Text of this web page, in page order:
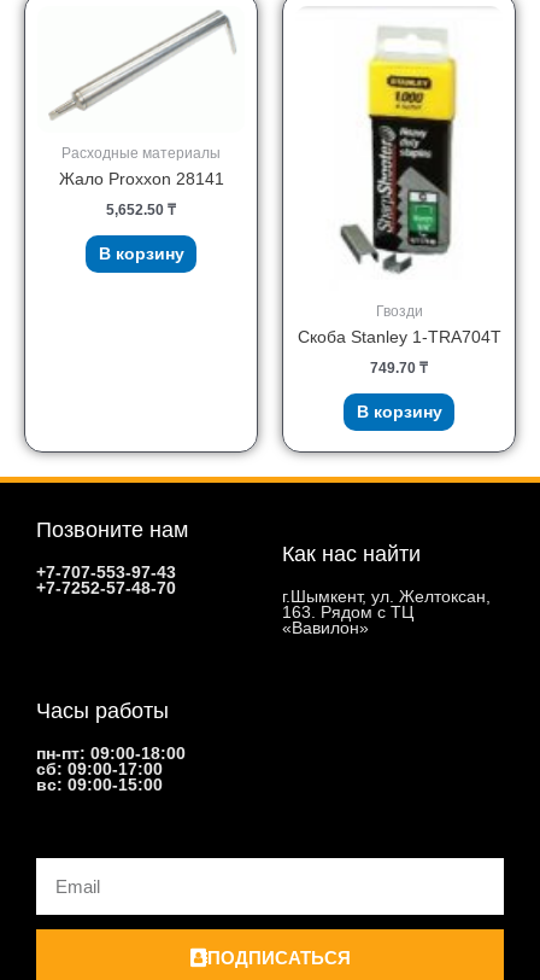
Расходные материалы
Жало Proxxon 28141
5,652.50 ₸
В корзину
Гвозди
Скоба Stanley 1-TRA704T
749.70 ₸
В корзину
Позвоните нам
+7-707-553-97-43
+7-7252-57-48-70
Как нас найти
г.Шымкент, ул. Желтоксан,
163. Рядом с ТЦ
«Вавилон»
Часы работы
пн-пт: 09:00-18:00
сб: 09:00-17:00
вс: 09:00-15:00
Email
ПОДПИСАТЬСЯ